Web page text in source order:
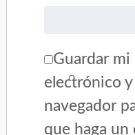
Guardar
electrónico
navegador
que haga un